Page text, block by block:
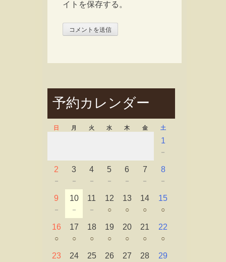
イトを保存する。
予約カレンダー
日 月 火 水 木 金 土
1
－
2
－
3
－
4
－
5
－
6
－
7
－
8
－
9
－
10
－
11
－
12
○
13
○
14
○
15
○
16
○
17
○
18
○
19
○
20
○
21
○
22
○
23 24 25 26 27 28 29